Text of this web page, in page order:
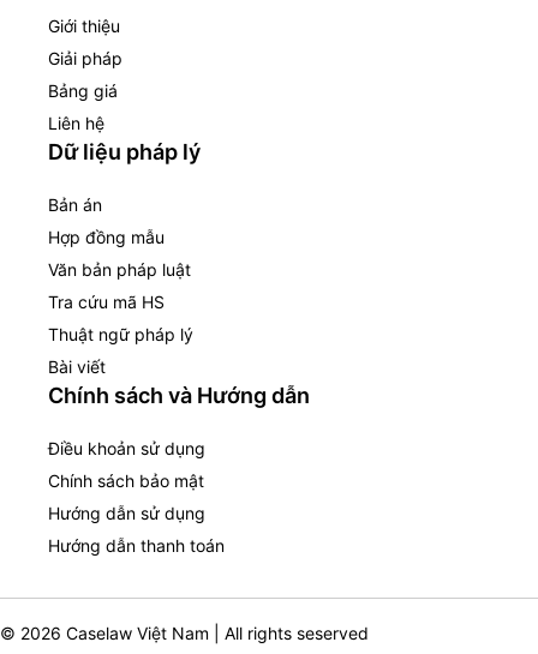
Giới thiệu
Giải pháp
Bảng giá
Liên hệ
Dữ liệu pháp lý
Bản án
Hợp đồng mẫu
Văn bản pháp luật
Tra cứu mã HS
Thuật ngữ pháp lý
Bài viết
Chính sách và Hướng dẫn
Điều khoản sử dụng
Chính sách bảo mật
Hướng dẫn sử dụng
Hướng dẫn thanh toán
© 2026 Caselaw Việt Nam | All rights seserved